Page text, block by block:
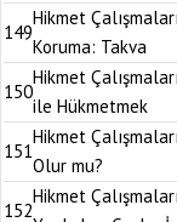
149
Hikmet
Koruma: Takva
150
Hikmet
ile Hükmetmek
151
Hikmet
Olur mu?
152
Hikmet